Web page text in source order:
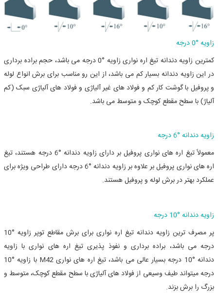
زاویه °0 درجه
کمترین زاویه دندانه تیغ اره نواری زاویه °
0درجه می باشد، حجم براده برداری
در این زاویه دندانه بسیار کم می باشد، از این رو مناسب برای برش انواع لوله
و پروفیل با گوشت کار کم و فولاد های غیر آلیاژی و فولاد های آلیاژی سبک (کم
آلیاژ) با سطح مقطع کوچک و متوسط می باشد.
زاویه دندانه °6 درجه
معمولاً تیغ اره های نواری پروفیل بر دارای زاویه دندانه °
6 درجه هستند، تیغ
اره های نواری پروفیل بر علاوه بر زاویه دندانه °
6درجه دارای طراحی ویژه برای
عملکرد بهتر در برش لوله و پروفیل هستند.
زاویه دندانه °10 درجه
پر مصرف ترین زاویه دندانه تیغ اره نواری برای برش مقاطع توپر زاویه °
10
درجه می باشد، براده برداری و نفوذ پذیری تیغ اره های نواری با زاویه
دندانه °
10 درجه بسیار عالی می باشد، تیغ اره های نواریM42 با زاویه °
10
درجه میتواند طیف وسیعی از فولاد های آلیاژی با سطح مقطع کوچک، متوسط و
بزرگ را برش بزند.